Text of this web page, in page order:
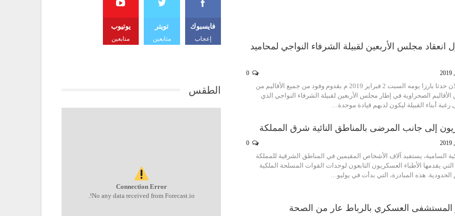
انعقاد مجلس الأربعين لقبيلة الشرفاء النواجي لمحاميد
شهدت محاميد الغزلان حدثا بارزا يومه السبت 2 فبراير 2019 م بقدوم وفود من جميع الأقاليم من
الصحراوية في إطار مجلس الأربعين لقبيلة الشرفاء النواجي الذي
أبناء القبيلة ليكون لديهم قيادة موحدة…
إلى جانب المرضى بالمناطق النائية شرق المملكة
السامية، يستفيد آلاف الأشخاص المقيمين في المناطق الشرقية للمملكة
يقدمها الأطباء العسكريون التابعون لوحدات القوات المسلحة الملكية
الحدودية. هذه المبادرة، التي بدأت في يوليو…
المستشفى العسكري بالرباط عار من الصحة
فايسبوك
إعجاب
تويتر
متابعين
يوتيوب
متابعين
الطقس
Connection Error
No any data received from Forecast.io!.